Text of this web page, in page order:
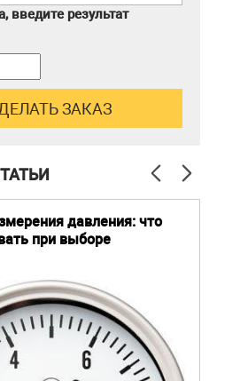
введите результат
давления: что
при выборе